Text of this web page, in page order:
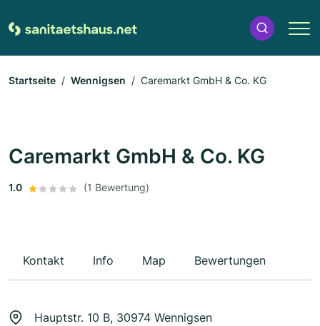
Startseite Wennigsen Caremarkt GmbH & Co. KG
Caremarkt GmbH & Co. KG
1.0 (1 Bewertung)
Kontakt Info Map Bewertungen
Hauptstr. 10 B, 30974 Wennigsen